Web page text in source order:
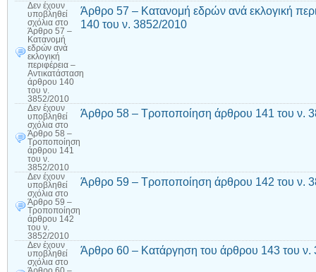
Δεν έχουν
υποβληθεί
σχόλια στο
Άρθρο 57 –
Κατανομή
εδρών ανά
εκλογική
περιφέρεια –
Αντικατάσταση
άρθρου 140
του ν.
3852/2010
Άρθρο 57 – Κατανομή εδρών ανά εκλογική
140 του ν. 3852/2010
Δεν έχουν
υποβληθεί
σχόλια στο
Άρθρο 58 –
Τροποποίηση
άρθρου 141
του ν.
3852/2010
Άρθρο 58 – Τροποποίηση άρθρου 141 του ν.
Δεν έχουν
υποβληθεί
σχόλια στο
Άρθρο 59 –
Τροποποίηση
άρθρου 142
του ν.
3852/2010
Άρθρο 59 – Τροποποίηση άρθρου 142 του ν.
Δεν έχουν
υποβληθεί
σχόλια στο
Άρθρο 60 –
Άρθρο 60 – Κατάργηση του άρθρου 143 του ν.